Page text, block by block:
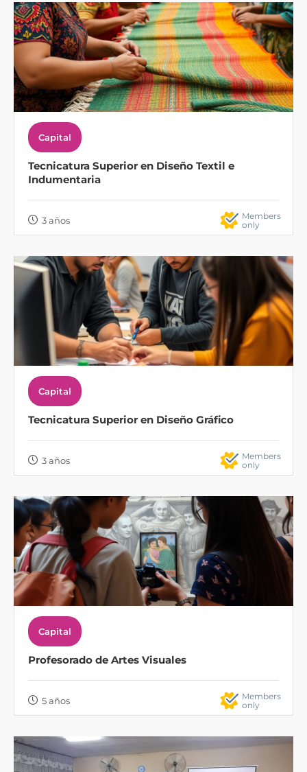
Capital
Tecnicatura Superior en Diseño Textil e
Indumentaria
3 años
Members
only
Capital
Tecnicatura Superior en Diseño Gráfico
3 años
Members
only
Capital
Profesorado de Artes Visuales
5 años
Members
only